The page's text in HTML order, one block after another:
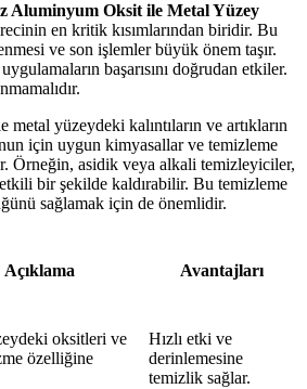
Aluminyum Oksit ile Metal Yüzey
en kritik kısımlarından biridir. Bu
ve son işlemler büyük önem taşır.
başarısını doğrudan etkiler.
yüzeydeki kalıntıların ve artıkların
için uygun kimyasallar ve temizleme
Örneğin, asidik veya alkali temizleyiciler,
bir şekilde kaldırabilir. Bu temizleme
sağlamak için de önemlidir.
Açıklama Avantajları
oksitleri ve
özelliğine
Hızlı etki ve
derinlemesine
temizlik sağlar.